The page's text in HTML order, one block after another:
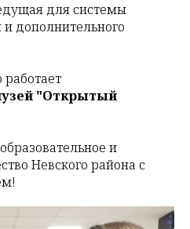
для системы
дополнительного
"Открытый
и
Невского района с